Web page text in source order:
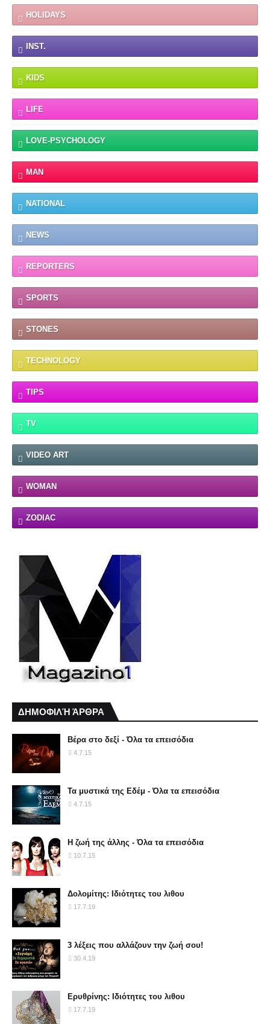
HOLIDAYS
INST.
KIDS
LIFE
LOVE-PSYCHOLOGY
MAN
NATIONAL
NEWS
REPORTERS
SPORTS
STONES
TECHNOLOGY
TIPS
TV
VIDEO ART
WOMAN
ZODIAC
ΔΗΜΟΦΙΛΉ ΆΡΘΡΑ
Βέρα στο δεξί - Όλα τα επεισόδια
4.7.15
Τα μυστικά της Εδέμ - Όλα τα επεισόδια
4.7.15
Η ζωή της άλλης - Όλα τα επεισόδια
10.7.15
Δολομίτης: Ιδιότητες του λιθου
17.7.19
3 λέξεις που αλλάζουν την ζωή σου!
30.4.19
Ερυθρίνης: Ιδιότητες του λιθου
17.7.19